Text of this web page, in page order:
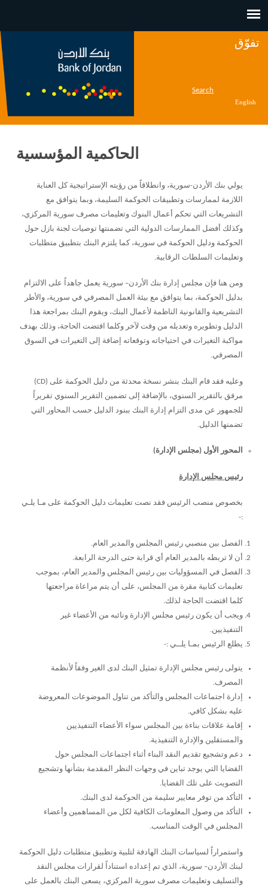
تفوّق
Search
English
الحاكمية المؤسسية
يولي بنك الأردن-سورية، وانطلاقاً من رؤيته الإستراتيجية كل العناية
اللازمة لممارسات وتطبيقات الحوكمة السليمة، وبما يتوافق مع
التشريعات التي تحكم أعمال البنوك وتعليمات مصرف سورية المركزي،
وكذلك أفضل الممارسات الدولية التي تضمنتها توصيات لجنة بازل حول
الحوكمة ودليل الحوكمة في سورية، كما يلتزم البنك بتطبيق متطلبات
وتعليمات السلطات الرقابية.
ومن هنا فإن مجلس إدارة بنك الأردن– سورية يعمل جاهداً على الالتزام
بدليل الحوكمة، بما يتوافق مع بيئة العمل المصرفي في سورية، والأطر
التشريعية والقانونية الناظمة لأعمال البنك، ويقوم البنك بمراجعة هذا
الدليل وتطويره وتعديله من وقت لآخر وكلما اقتضت الحاجة، وذلك بهدف
مواكبة التغيرات في احتياجاته وتوقعاته إضافة إلى التغيرات في السوق
المصرفي.
وعليه فقد قام البنك بنشر نسخة محدثة من دليل الحوكمة على (CD
)
مرفق بالتقرير السنوي، بالإضافة إلى تضمين التقرير السنوي تقريراً
للجمهور عن مدى التزام إدارة البنك ببنود الدليل حسب المحاور التي
تضمنها الدليل.
المحور الأول (مجلس الإدارة)
رئيس مجلس الإدارة
بخصوص منصب الرئيس فقد نصت تعليمات دليل الحوكمة على مـا يلـي
:-
الفصل بين منصبي رئيس المجلس والمدير العام.
أن لا تربطه بالمدير العام أي قرابة حتى الدرجة الرابعة.
الفصل في المسؤوليات بين رئيس المجلس والمدير العام، بموجب
تعليمات كتابية مقرة من المجلس، على أن يتم مراعاة مراجعتها
كلما اقتضت الحاجة لذلك.
ويجب أن يكون رئيس مجلس الإدارة ونائبه من الأعضاء غير
التنفيذيين.
يطلع الرئيس بمـا يلــي :-
يتولى رئيس مجلس الإدارة تمثيل البنك لدى الغير وفقاً لأنظمة
المصرف.
إدارة اجتماعات المجلس والتأكد من تناول الموضوعات المعروضة
عليه بشكل كافي.
إقامة علاقات بناءة بين المجلس سواء الأعضاء التنفيذيين
والمستقلين والإدارة التنفيذية.
دعم وتشجيع تقديم النقد البناء أثناء اجتماعات المجلس حول
القضايا التي يوجد تباين في وجهات النظر المقدمة بشأنها وتشجيع
التصويت على تلك القضايا.
التأكد من توفر معايير سليمة من الحوكمة لدى البنك.
التأكد من وصول المعلومات الكافية لكل من المساهمين وأعضاء
المجلس في الوقت المناسب.
واستمراراً لسياسات البنك الهادفة لتلبية وتطبيق متطلبات دليل الحوكمة
لبنك الأردن– سورية، الذي تم إعداده استناداً لقرارات مجلس النقد
والتسليف وتعليمات مصرف سورية المركزي، يسعى البنك بالعمل على